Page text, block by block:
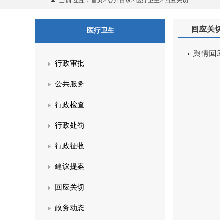
医疗卫生
行政审批
公共服务
行政检查
行政处罚
行政征收
建议提案
回应关切
政务动态
回应关
舆情回